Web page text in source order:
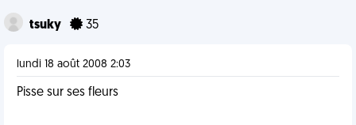
tsuky 35
lundi 18 août 2008 2:03
Pisse sur ses fleurs